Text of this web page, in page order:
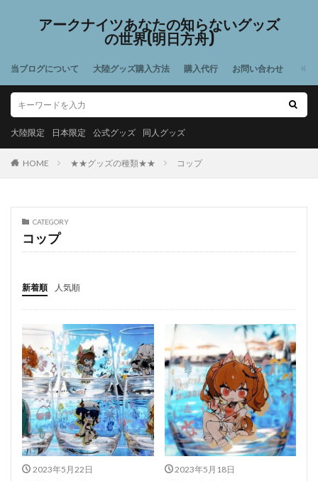
アークナイツあなたの知らないグッズ
の世界(明日方舟)
当ブログについて 大陸グッズ購入方法 購入代行 お問い合わせ
大陸限定 日本限定 公式グッズ 同人グッズ
HOME ★★グッズの種類★★ コップ
CATEGORY
コップ
新着順 人気順
2023年5月22日 2023年5月18日